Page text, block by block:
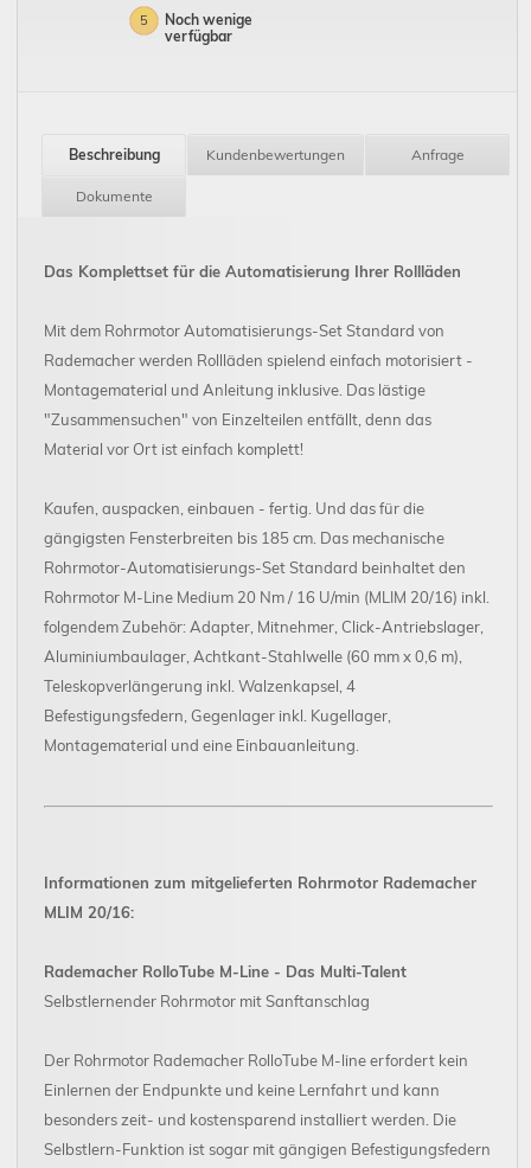
5
Noch wenige
verfügbar
Beschreibung Kundenbewertungen Anfrage
Dokumente
Das Komplettset für die Automatisierung Ihrer Rollläden
Mit dem Rohrmotor Automatisierungs-Set Standard von
Rademacher werden Rollläden spielend einfach motorisiert -
Montagematerial und Anleitung inklusive. Das lästige
"Zusammensuchen" von Einzelteilen entfällt, denn das
Material vor Ort ist einfach komplett!
Kaufen, auspacken, einbauen - fertig. Und das für die
gängigsten Fensterbreiten bis 185 cm. Das mechanische
Rohrmotor-Automatisierungs-Set Standard beinhaltet den
Rohrmotor M-Line Medium 20 Nm / 16 U/min (MLIM 20/16) inkl.
folgendem Zubehör: Adapter, Mitnehmer, Click-Antriebslager,
Aluminiumbaulager, Achtkant-Stahlwelle (60 mm x 0,6 m),
Teleskopverlängerung inkl. Walzenkapsel, 4
Befestigungsfedern, Gegenlager inkl. Kugellager,
Montagematerial und eine Einbauanleitung.
Informationen zum mitgelieferten Rohrmotor Rademacher
MLIM 20/16:
Rademacher RolloTube M-Line - Das Multi-Talent
Selbstlernender Rohrmotor mit Sanftanschlag
Der Rohrmotor Rademacher RolloTube M-line erfordert kein
Einlernen der Endpunkte und keine Lernfahrt und kann
besonders zeit- und kostensparend installiert werden. Die
Selbstlern-Funktion ist sogar mit gängigen Befestigungsfedern